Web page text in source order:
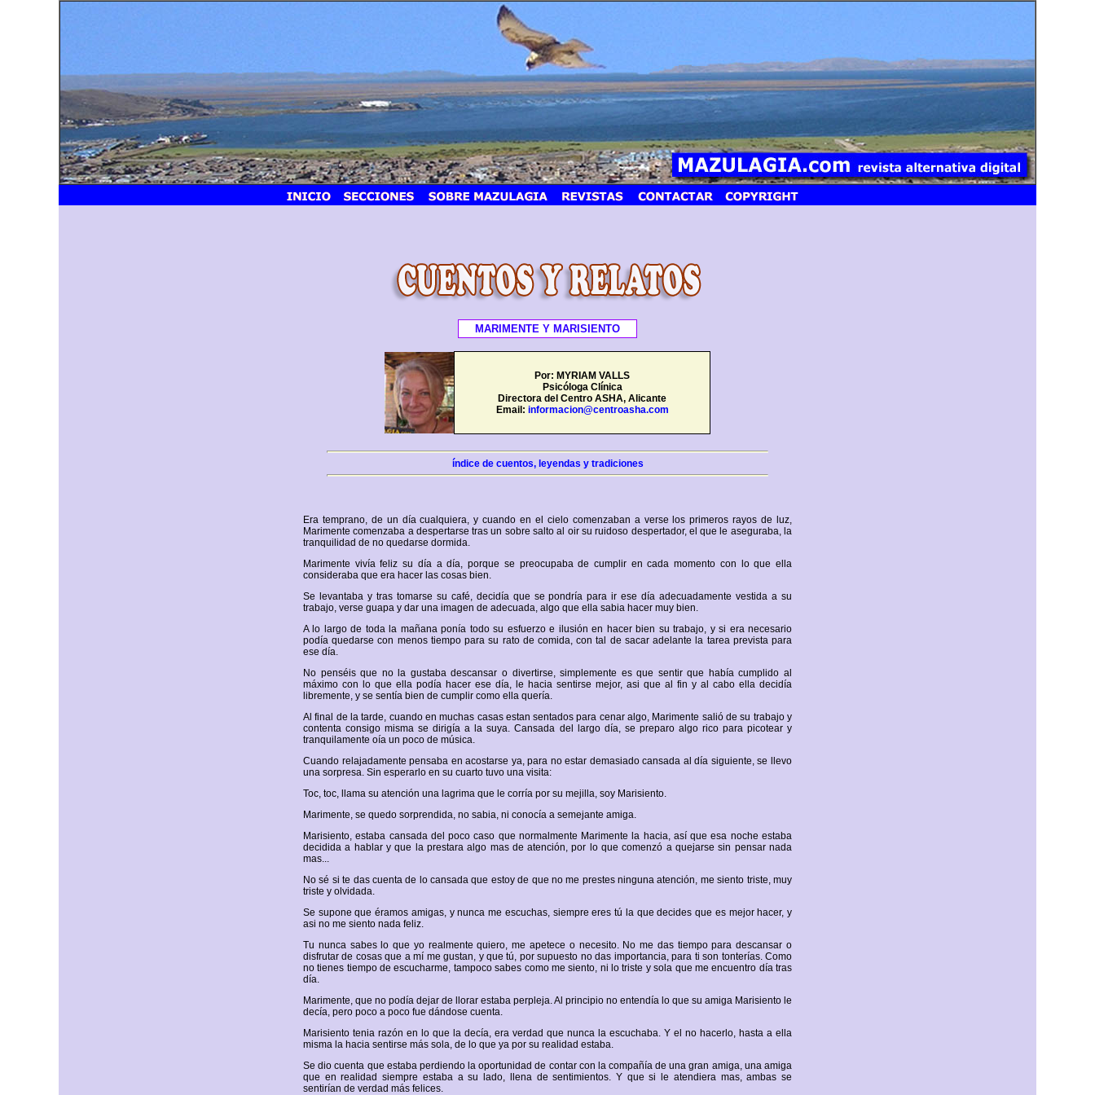
MARIMENTE Y MARISIENTO
Por: MYRIAM VALLS
Psicóloga Clínica
Directora del Centro ASHA, Alicante
Email: informacion@centroasha.com
índice de cuentos, leyendas y tradiciones
Era temprano, de un día cualquiera, y cuando en el cielo comenzaban a verse los primeros rayos de luz,
Marimente comenzaba a despertarse tras un sobre salto al oir su ruidoso despertador, el que le aseguraba, la
tranquilidad de no quedarse dormida.
Marimente vivía feliz su día a día, porque se preocupaba de cumplir en cada momento con lo que ella
consideraba que era hacer las cosas bien.
Se levantaba y tras tomarse su café, decidía que se pondría para ir ese día adecuadamente vestida a su
trabajo, verse guapa y dar una imagen de adecuada, algo que ella sabia hacer muy bien.
A lo largo de toda la mañana ponía todo su esfuerzo e ilusión en hacer bien su trabajo, y si era necesario
podía quedarse con menos tiempo para su rato de comida, con tal de sacar adelante la tarea prevista para
ese día.
No penséis que no la gustaba descansar o divertirse, simplemente es que sentir que había cumplido al
máximo con lo que ella podía hacer ese día, le hacia sentirse mejor, asi que al fin y al cabo ella decidía
libremente, y se sentía bien de cumplir como ella quería.
Al final de la tarde, cuando en muchas casas estan sentados para cenar algo, Marimente salió de su trabajo y
contenta consigo misma se dirigía a la suya. Cansada del largo día, se preparo algo rico para picotear y
tranquilamente oía un poco de música.
Cuando relajadamente pensaba en acostarse ya, para no estar demasiado cansada al día siguiente, se llevo
una sorpresa. Sin esperarlo en su cuarto tuvo una visita:
Toc, toc, llama su atención una lagrima que le corría por su mejilla, soy Marisiento.
Marimente, se quedo sorprendida, no sabia, ni conocía a semejante amiga.
Marisiento, estaba cansada del poco caso que normalmente Marimente la hacia, así que esa noche estaba
decidida a hablar y que la prestara algo mas de atención, por lo que comenzó a quejarse sin pensar nada
mas...
No sé si te das cuenta de lo cansada que estoy de que no me prestes ninguna atención, me siento triste, muy
triste y olvidada.
Se supone que éramos amigas, y nunca me escuchas, siempre eres tú la que decides que es mejor hacer, y
asi no me siento nada feliz.
Tu nunca sabes lo que yo realmente quiero, me apetece o necesito. No me das tiempo para descansar o
disfrutar de cosas que a mí me gustan, y que tú, por supuesto no das importancia, para ti son tonterías. Como
no tienes tiempo de escucharme, tampoco sabes como me siento, ni lo triste y sola que me encuentro día tras
día.
Marimente, que no podía dejar de llorar estaba perpleja. Al principio no entendía lo que su amiga Marisiento le
decía, pero poco a poco fue dándose cuenta.
Marisiento tenia razón en lo que la decía, era verdad que nunca la escuchaba. Y el no hacerlo, hasta a ella
misma la hacia sentirse más sola, de lo que ya por su realidad estaba.
Se dio cuenta que estaba perdiendo la oportunidad de contar con la compañía de una gran amiga, una amiga
que en realidad siempre estaba a su lado, llena de sentimientos. Y que si le atendiera mas, ambas se
sentirían de verdad más felices.